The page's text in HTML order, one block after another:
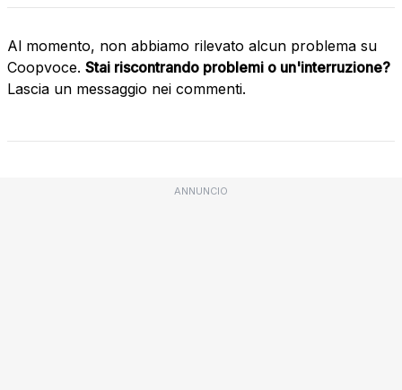
Al momento, non abbiamo rilevato alcun problema su
Coopvoce. Stai riscontrando problemi o un'interruzione?
Lascia un messaggio nei commenti.
ANNUNCIO